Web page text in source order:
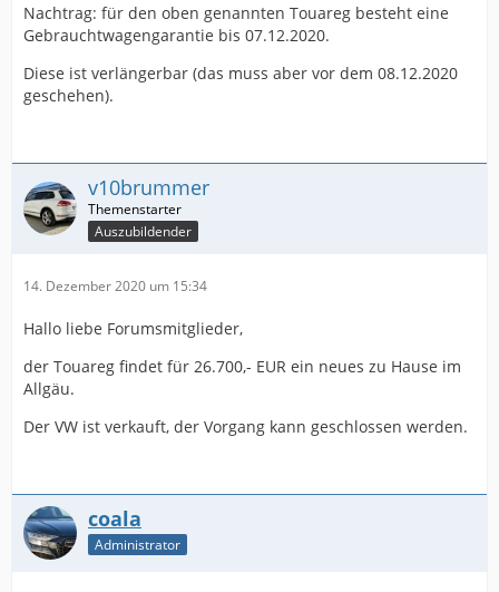
Nachtrag: für den oben genannten Touareg besteht eine
Gebrauchtwagengarantie bis 07.12.2020.
Diese ist verlängerbar (das muss aber vor dem 08.12.2020
geschehen).
v10brummer
Auszubildender
14. Dezember 2020 um 15:34
Hallo liebe Forumsmitglieder,
der Touareg findet für 26.700,- EUR ein neues zu Hause im
Allgäu.
Der VW ist verkauft, der Vorgang kann geschlossen werden.
coala
Administrator